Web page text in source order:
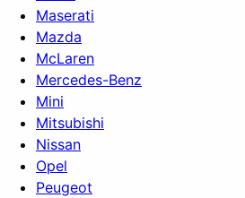
Maserati
Mazda
McLaren
Mercedes-Benz
Mini
Mitsubishi
Nissan
Opel
Peugeot